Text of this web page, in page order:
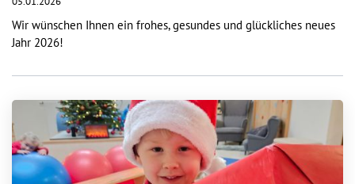
Wir wünschen Ihnen ein frohes, gesundes und glückliches neues
Jahr 2026!